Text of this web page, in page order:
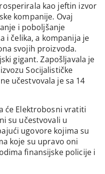
kao jeftin izvor
kompanije. Ovaj
i poboljšanje
i čelika, a kompanija je
svojih proizvoda.
gigant. Zapošljavala je
Socijalističke
učestvovala je sa 14
će Elektrobosni vratiti
su učestvovali u
ugovore kojima su
koje su upravo oni
finansijske policije i